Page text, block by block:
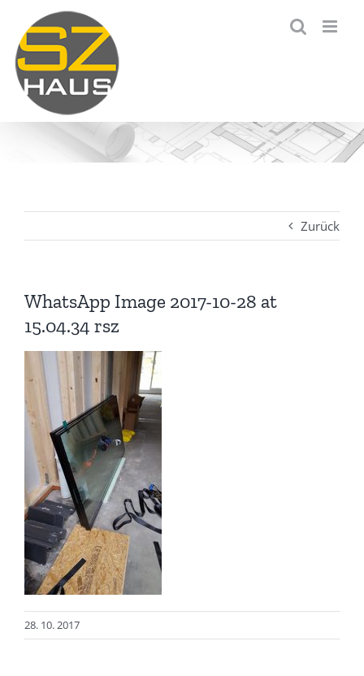
Inhalt
springen
Zurück
WhatsApp Image 2017-10-28 at
15.04.34 rsz
28. 10. 2017